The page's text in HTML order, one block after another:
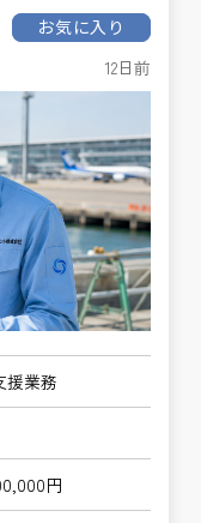
お気に入り
12日前
業務
円